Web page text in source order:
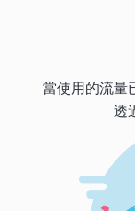
當使用的流量
透